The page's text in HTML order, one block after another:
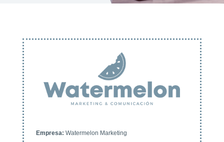
Empresa: Watermelon Marketing